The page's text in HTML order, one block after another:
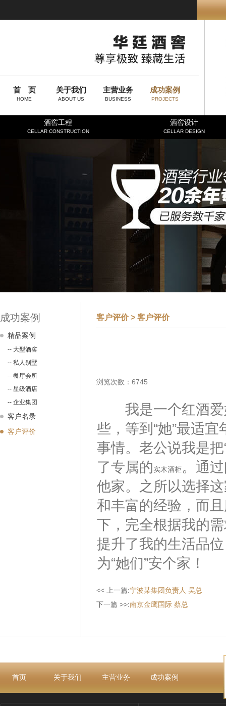
首 页
HOME
关于我们
ABOUT US
主营业务
BUSINESS
成功案例
PROJECTS
酒窖工程
CELLAR CONSTRUCTION
酒窖设计
CELLAR DESIGN
成功案例
精品案例
-- 大型酒窖
-- 私人别墅
-- 餐厅会所
-- 星级酒店
-- 企业集团
客户名录
客户评价
客户评价 > 客户评价
浏览次数：6745
我是一个红酒爱
些，等到“她”最适
事情。老公说我是把
了专属的实木酒柜。通
他家。之所以选择
和丰富的经验，而
下，完全根据我的
提升了我的生活品
为“她们”安个家！
<< 上一篇:宁波某集团负责人 吴总
下一篇 >>:南京金鹰国际 蔡总
首页 关于我们 主营业务 成功案例